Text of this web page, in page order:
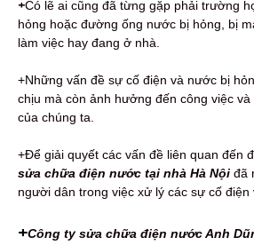
+Có lẽ ai cũng đã từng gặp phải trường
hỏng hoặc đường ống nước bị hỏng, bị
làm việc hay đang ở nhà.
+Những vấn đề sự cố điện và nước bị
chịu mà còn ảnh hưởng đến công việc
của chúng ta.
+Để giải quyết các vấn đề liên quan đến
sửa chữa điện nước tại nhà Hà Nội đã
người dân trong việc xử lý các sự cố điện
+Công ty sửa chữa điện nước Anh